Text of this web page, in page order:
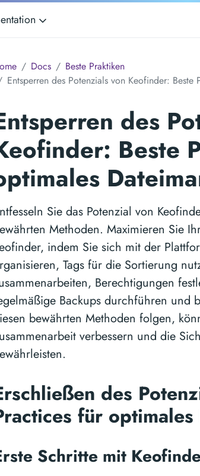
Docs
Beste Praktiken
Entsperren des Potenzials von Keofinder:
des
Beste
Sie das Potenzial von
Methoden. Maximieren Sie
indem Sie sich mit der
Tags für die Sortierung
Berechtigungen
Backups durchführen und
bewährten Methoden folgen,
verbessern und die
des
für
Schritte mit